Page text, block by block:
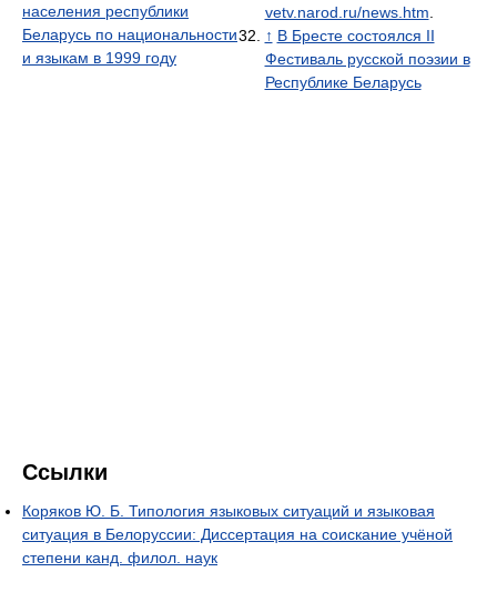
населения республики
Беларусь по национальности
и языкам в 1999 году
vetv.narod.ru/news.htm.
↑ В Бресте состоялся II
Фестиваль русской поэзии в
Республике Беларусь
Ссылки
Коряков Ю. Б. Типология языковых ситуаций и языковая
ситуация в Белоруссии: Диссертация на соискание учёной
степени канд. филол. наук